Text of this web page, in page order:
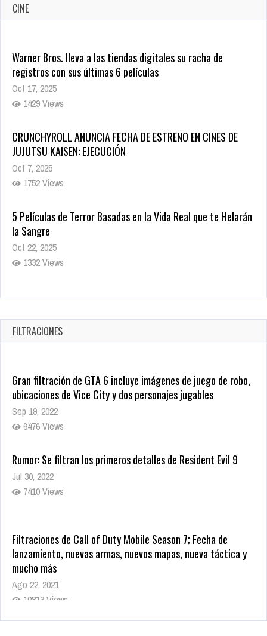
CINE
Warner Bros. lleva a las tiendas digitales su racha de
registros con sus últimas 6 películas
Oct 17, 2025
1429 Views
CRUNCHYROLL ANUNCIA FECHA DE ESTRENO EN CINES DE
JUJUTSU KAISEN: EJECUCIÓN
Oct 7, 2025
1752 Views
5 Películas de Terror Basadas en la Vida Real que te Helarán
la Sangre
Oct 22, 2025
1332 Views
Revive el terror: El conjuro 4: Últimos ritos ya está disponible
Oct 20, 2025
1373 Views
FILTRACIONES
Gran filtración de GTA 6 incluye imágenes de juego de robo,
ubicaciones de Vice City y dos personajes jugables
Sep 19, 2022
6476 Views
Rumor: Se filtran los primeros detalles de Resident Evil 9
Jul 30, 2022
7410 Views
Filtraciones de Call of Duty Mobile Season 7; Fecha de
lanzamiento, nuevas armas, nuevos mapas, nueva táctica y
mucho más
Ago 22, 2021
10813 Views
La configuración de Call of Duty 2021 aparentemente ya fue